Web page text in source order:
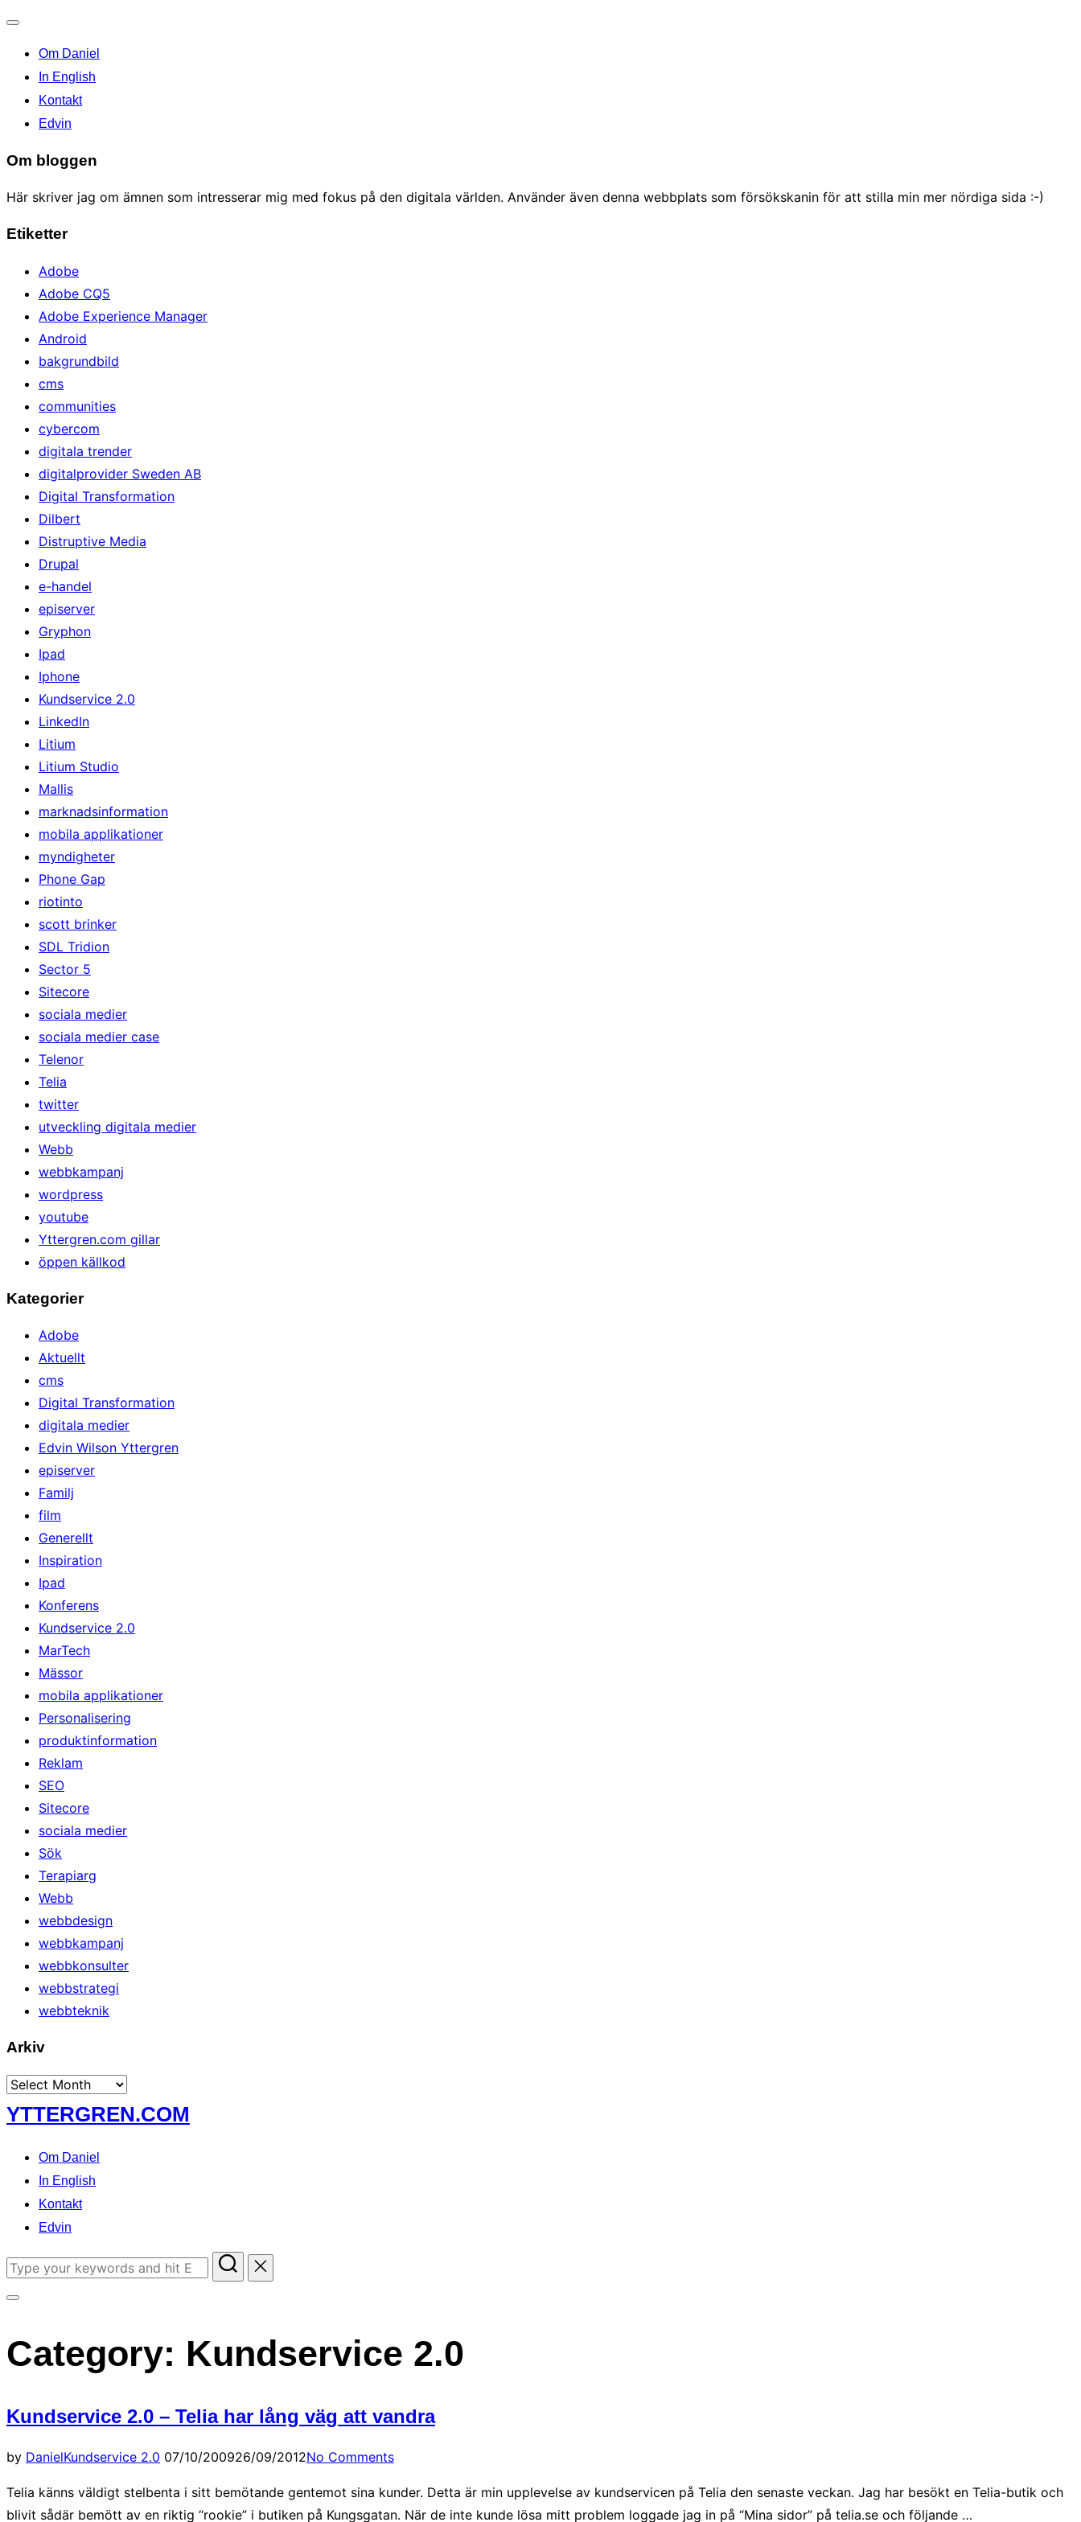
navigation
Om Daniel
In English
Kontakt
Edvin
Om bloggen
Här skriver jag om ämnen som intresserar mig med fokus på den digitala världen. Använder även denna webbplats som försökskanin för att stilla min mer nördiga sida :-)
Etiketter
Adobe
Adobe CQ5
Adobe Experience Manager
Android
bakgrundbild
cms
communities
cybercom
digitala trender
digitalprovider Sweden AB
Digital Transformation
Dilbert
Distruptive Media
Drupal
e-handel
episerver
Gryphon
Ipad
Iphone
Kundservice 2.0
LinkedIn
Litium
Litium Studio
Mallis
marknadsinformation
mobila applikationer
myndigheter
Phone Gap
riotinto
scott brinker
SDL Tridion
Sector 5
Sitecore
sociala medier
sociala medier case
Telenor
Telia
twitter
utveckling digitala medier
Webb
webbkampanj
wordpress
youtube
Yttergren.com gillar
öppen källkod
Kategorier
Adobe
Aktuellt
cms
Digital Transformation
digitala medier
Edvin Wilson Yttergren
episerver
Familj
film
Generellt
Inspiration
Ipad
Konferens
Kundservice 2.0
MarTech
Mässor
mobila applikationer
Personalisering
produktinformation
Reklam
SEO
Sitecore
sociala medier
Sök
Terapiarg
Webb
webbdesign
webbkampanj
webbkonsulter
webbstrategi
webbteknik
Arkiv
Arkiv
Skip
to
content
YTTERGREN.COM
Om Daniel
In English
Kontakt
Edvin
Search
&
Category: Kundservice 2.0
Kundservice 2.0 – Telia har lång väg att vandra
by DanielKundservice 2.0 Posted
07/10/200926/09/2012No Comments
Telia känns väldigt stelbenta i sitt bemötande gentemot sina kunder. Detta är min upplevelse av kundservicen på Telia den senaste veckan. Jag har besökt en Telia-butik och
blivit sådär bemött av en riktig “rookie” i butiken på Kungsgatan. När de inte kunde lösa mitt problem loggade jag in på “Mina sidor” på telia.se och följande …